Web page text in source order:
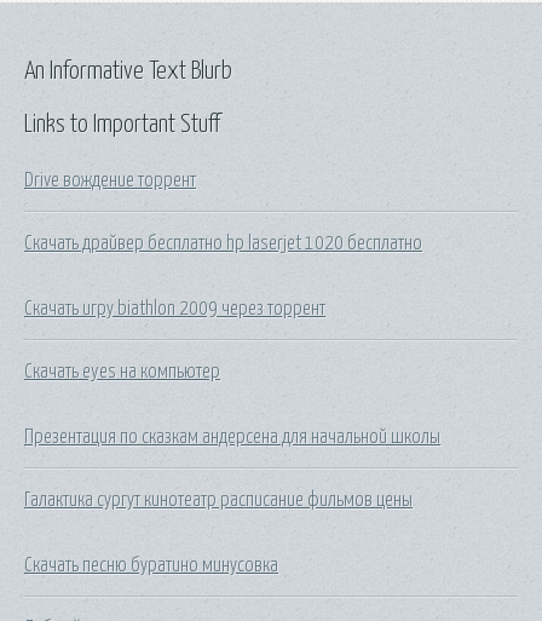
Links to Important Stuff
Drive вождение торрент
Скачать драйвер бесплатно hp laserjet 1020 бесплатно
Скачать игру biathlon 2009 через торрент
Скачать eyes на компьютер
Презентация по сказкам андерсена для начальной школы
Галактика сургут кинотеатр расписание фильмов цены
Скачать песню буратино минусовка
An Informative Text Blurb